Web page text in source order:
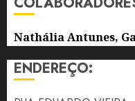
Nathália Antunes,
ENDEREÇO: